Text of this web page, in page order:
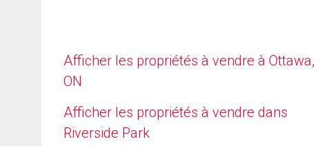
Afficher les propriétés à vendre à Ottawa,
ON
Afficher les propriétés à vendre dans
Riverside Park